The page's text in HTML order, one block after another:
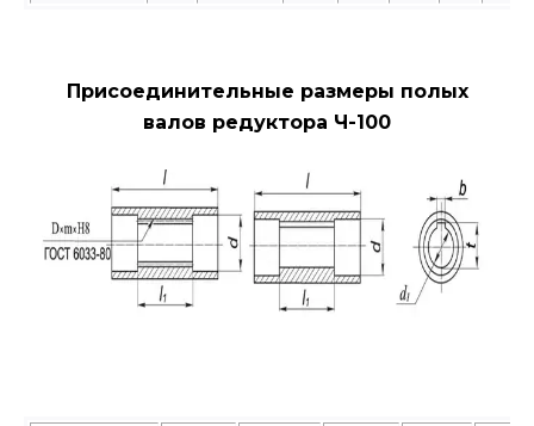
Присоединительные размеры полых
валов редуктора Ч-100